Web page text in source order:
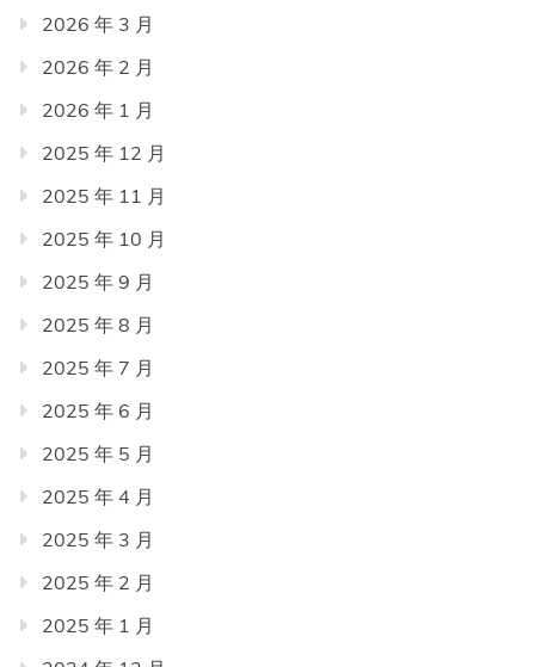
2026 年 3 月
2026 年 2 月
2026 年 1 月
2025 年 12 月
2025 年 11 月
2025 年 10 月
2025 年 9 月
2025 年 8 月
2025 年 7 月
2025 年 6 月
2025 年 5 月
2025 年 4 月
2025 年 3 月
2025 年 2 月
2025 年 1 月